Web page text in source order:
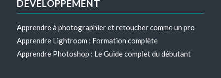
DÉVELOPPEMENT
Apprendre à photographier et retoucher comme un pro
Apprendre Lightroom : Formation complète
Apprendre Photoshop : Le Guide complet du débutant